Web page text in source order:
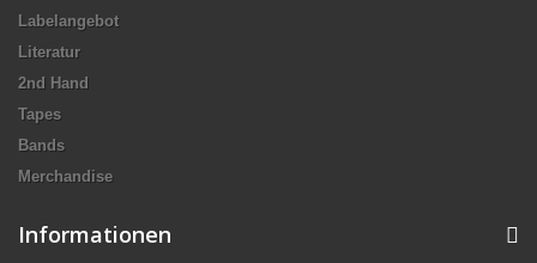
Labelangebot
Literatur
2nd Hand
Tapes
Bands
Merchandise
Informationen